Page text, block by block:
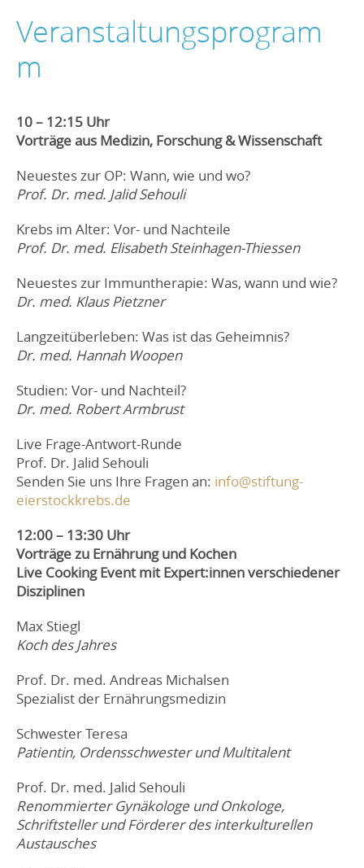
Veranstaltungsprogram
m
10 – 12:15 Uhr
Vorträge aus Medizin, Forschung & Wissenschaft
Neuestes zur OP: Wann, wie und wo?
Prof. Dr. med. Jalid Sehouli
Krebs im Alter: Vor- und Nachteile
Prof. Dr. med. Elisabeth Steinhagen-Thiessen
Neuestes zur Immuntherapie: Was, wann und wie?
Dr. med. Klaus Pietzner
Langzeitüberleben: Was ist das Geheimnis?
Dr. med. Hannah Woopen
Studien: Vor- und Nachteil?
Dr. med. Robert Armbrust
Live Frage-Antwort-Runde
Prof. Dr. Jalid Sehouli
Senden Sie uns Ihre Fragen an: info@stiftung-
eierstockkrebs.de
12:00 – 13:30 Uhr
Vorträge zu Ernährung und Kochen
Live Cooking Event mit Expert:innen verschiedener
Disziplinen
Max Stiegl
Koch des Jahres
Prof. Dr. med. Andreas Michalsen
Spezialist der Ernährungsmedizin
Schwester Teresa
Patientin, Ordensschwester und Multitalent
Prof. Dr. med. Jalid Sehouli
Renommierter Gynäkologe und Onkologe,
Schriftsteller und Förderer des interkulturellen
Austausches